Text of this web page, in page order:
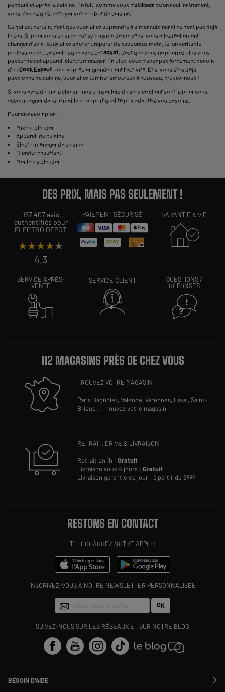
pendant et après la cuisine. En fait, comme vous n’utilisez qu’un seul instrument,
vous n’aurez qu’à nettoyer votre robot de cuisine.
Ce qui est certain, c’est que vous allez apprendre à aimer cuisiner si ce n’est pas déjà
le cas. Si pour vous cuisiner est synonyme de corvées, vous allez réellement
changer d’avis. Vous allez adorer préparer de savoureux mets, tel un véritable
professionnel. Le seul risque avec cetachat , c’est que vous ne pourrez plus vous
passer de cet appareil électroménager. En plus, vous n’avez pas forcément besoin
d’unCook Expert pour apprécier grandement l’activité. Et si vous êtes déjà
passionné de cuisine, vous allez tomber amoureux à nouveau, croyez-nous !
Si vous avez du mal à choisir, nos conseillers du service client sont là pour vous
accompagner dans le meilleur rapport qualité prix adapté à vos besoins.
Pour en savoir plus :
Mixeur blender
Appareil de cuisine
Electroménager de cuisine
Blender chauffant
Meilleurs blender
DES PRIX, MAIS PAS SEULEMENT !
157 407 avis
authentifiés pour
ELECTRO DEPOT
★★★★★
★★★★★
4,3
PAIEMENT SÉCURISÉ GARANTIE À VIE
SERVICE APRÈS-
VENTE
SERVICE CLIENT
QUESTIONS /
RÉPONSES
112 MAGASINS PRÈS DE CHEZ VOUS
TROUVEZ VOTRE MAGASIN
Paris Bagnolet,Valence,Varennes, Laval,Saint-
Brieuc...Trouvez votre magasin
RETRAIT, DRIVE & LIVRAISON
Retrait en 1h :Gratuit
Livraison sous 4 jours :Gratuit
Livraison garantie ce jour : à partir de 9€90
RESTONS EN CONTACT
TÉLÉCHARGEZ NOTRE APPLI !
INSCRIVEZ-VOUS À NOTRE NEWSLETTER PERSONNALISÉE
OK
SUIVEZ-NOUS SUR LES RÉSEAUX ET SUR NOTRE BLOG
BESOIN D'AIDE